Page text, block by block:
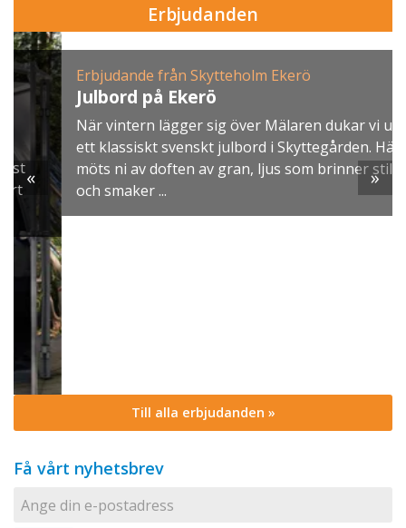
Erbjudanden
Erbjudande från Skytteholm Ekerö
Julbord på Ekerö
När vintern lägger sig över Mälaren dukar vi upp
ett klassiskt svenskt julbord i Skyttegården. Här
möts ni av doften av gran, ljus som brinner stilla
och smaker ...
« »
Till alla erbjudanden »
Få vårt nyhetsbrev